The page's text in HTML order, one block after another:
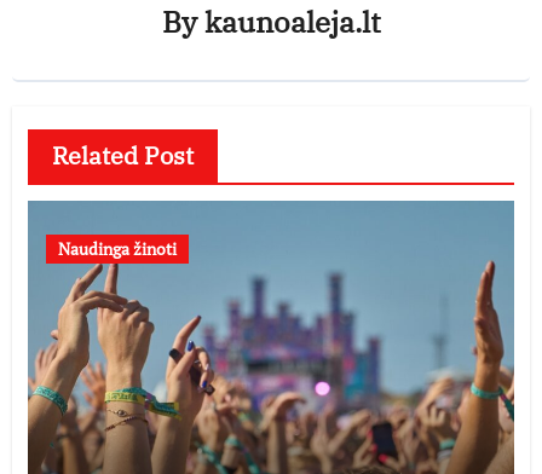
Bykaunoaleja.lt
Related Post
Naudinga žinoti